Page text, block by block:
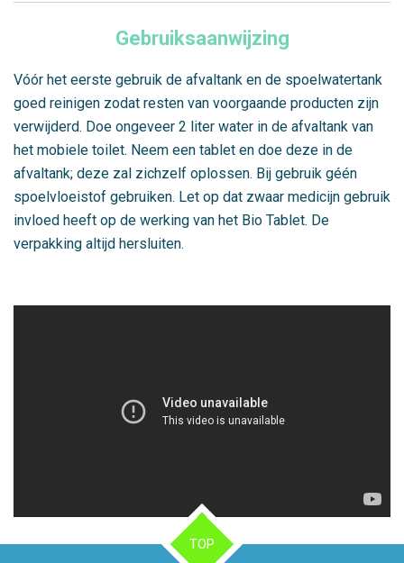
Gebruiksaanwijzing
Vóór het eerste gebruik de afvaltank en de spoelwatertank
goed reinigen zodat resten van voorgaande producten zijn
verwijderd. Doe ongeveer 2 liter water in de afvaltank van
het mobiele toilet. Neem een tablet en doe deze in de
afvaltank; deze zal zichzelf oplossen. Bij gebruik géén
spoelvloeistof gebruiken. Let op dat zwaar medicijn gebruik
invloed heeft op de werking van het Bio Tablet. De
verpakking altijd hersluiten.
TOP